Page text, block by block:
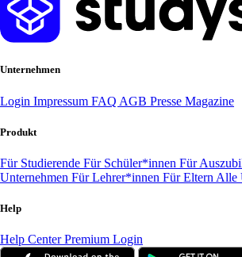
Unternehmen
Login Impressum FAQ AGB Presse Magazine
Produkt
Für Studierende Für Schüler*innen Für
Unternehmen Für Lehrer*innen Für Eltern Alle
Help
Help CenterPremium Login